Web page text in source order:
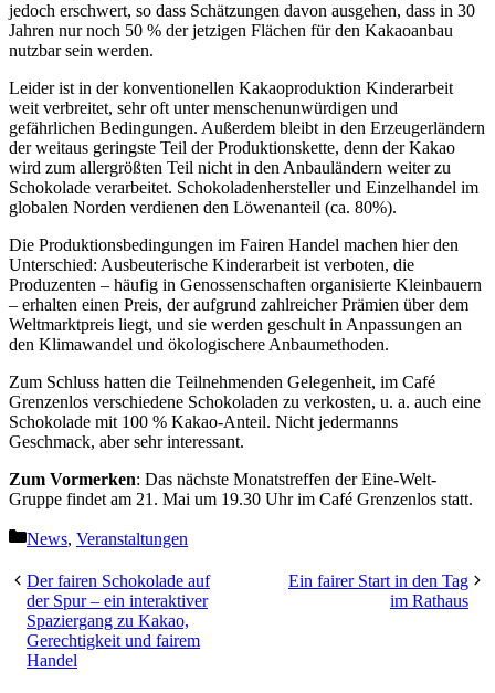
jedoch erschwert, so dass Schätzungen davon ausgehen, dass in 30
Jahren nur noch 50 % der jetzigen Flächen für den Kakaoanbau
nutzbar sein werden.
Leider ist in der konventionellen Kakaoproduktion Kinderarbeit
weit verbreitet, sehr oft unter menschenunwürdigen und
gefährlichen Bedingungen. Außerdem bleibt in den Erzeugerländern
der weitaus geringste Teil der Produktionskette, denn der Kakao
wird zum allergrößten Teil nicht in den Anbauländern weiter zu
Schokolade verarbeitet. Schokoladenhersteller und Einzelhandel im
globalen Norden verdienen den Löwenanteil (ca. 80%).
Die Produktionsbedingungen im Fairen Handel machen hier den
Unterschied: Ausbeuterische Kinderarbeit ist verboten, die
Produzenten – häufig in Genossenschaften organisierte Kleinbauern
– erhalten einen Preis, der aufgrund zahlreicher Prämien über dem
Weltmarktpreis liegt, und sie werden geschult in Anpassungen an
den Klimawandel und ökologischere Anbaumethoden.
Zum Schluss hatten die Teilnehmenden Gelegenheit, im Café
Grenzenlos verschiedene Schokoladen zu verkosten, u. a. auch eine
Schokolade mit 100 % Kakao-Anteil. Nicht jedermanns
Geschmack, aber sehr interessant.
Zum Vormerken: Das nächste Monatstreffen der Eine-Welt-
Gruppe findet am 21. Mai um 19.30 Uhr im Café Grenzenlos statt.
Kategorien
News, Veranstaltungen
Der fairen Schokolade auf
der Spur – ein interaktiver
Spaziergang zu Kakao,
Gerechtigkeit und fairem
Handel
Ein fairer Start in den Tag
im Rathaus